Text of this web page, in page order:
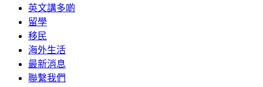
英文講多啲
留學
移民
海外生活
最新消息
聯繫我們